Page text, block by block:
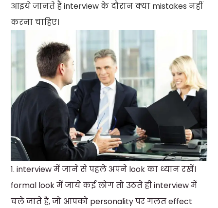
आइये जानते हैं interview के दौरान क्या mistakes नहीं
करना चाहिए।
1. interview में जाने से पहले अपने look का ध्यान रखें।
formal look में जाये कई लोग तो उठते ही interview में
चले जाते हैं, जो आपको personality पर गलत effect